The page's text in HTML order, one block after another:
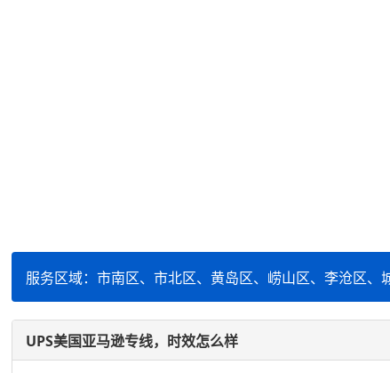
服务区域：市南区、市北区、黄岛区、崂山区、李沧区
UPS美国亚马逊专线，时效怎么样